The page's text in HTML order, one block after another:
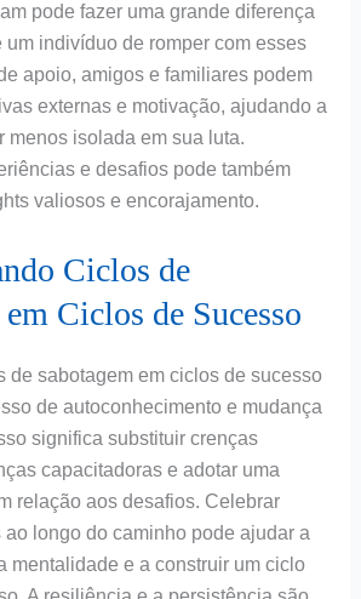
pode fazer uma grande diferença
um indivíduo de romper com esses
apoio, amigos e familiares podem
externas e motivação, ajudando a
menos isolada em sua luta.
e desafios pode também
valiosos e encorajamento.
Ciclos de
Ciclos de Sucesso
de sabotagem em ciclos de sucesso
de autoconhecimento e mudança
significa substituir crenças
capacitadoras e adotar uma
relação aos desafios. Celebrar
longo do caminho pode ajudar a
mentalidade e a construir um ciclo